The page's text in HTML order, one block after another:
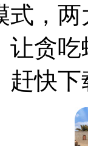
式，
让贪
赶快下